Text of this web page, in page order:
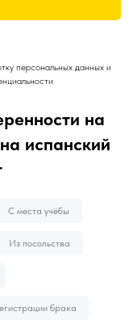
персональных данных и
на
испанский
С места учёбы
Из посольства
брака